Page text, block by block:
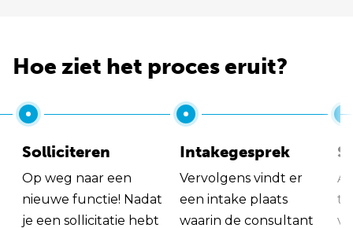
Hoe ziet het proces eruit?
Solliciteren
Op weg naar een
nieuwe functie! Nadat
je een sollicitatie hebt
Intakegesprek
Vervolgens vindt er
een intake plaats
waarin de consultant